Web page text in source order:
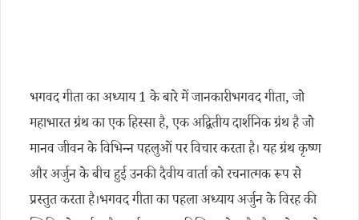
भगवद गीता का अध्याय 1 के बारे में जानकारीभगवद गीता, जो
महाभारत ग्रंथ का एक हिस्सा है, एक अद्वितीय दार्शनिक ग्रंथ है जो
मानव जीवन के विभिन्न पहलुओं पर विचार करता है। यह ग्रंथ कृष्ण
और अर्जुन के बीच हुई उनकी दैवीय वार्ता को रचनात्मक रूप से
प्रस्तुत करता है।भगवद गीता का पहला अध्याय अर्जुन के विरह की